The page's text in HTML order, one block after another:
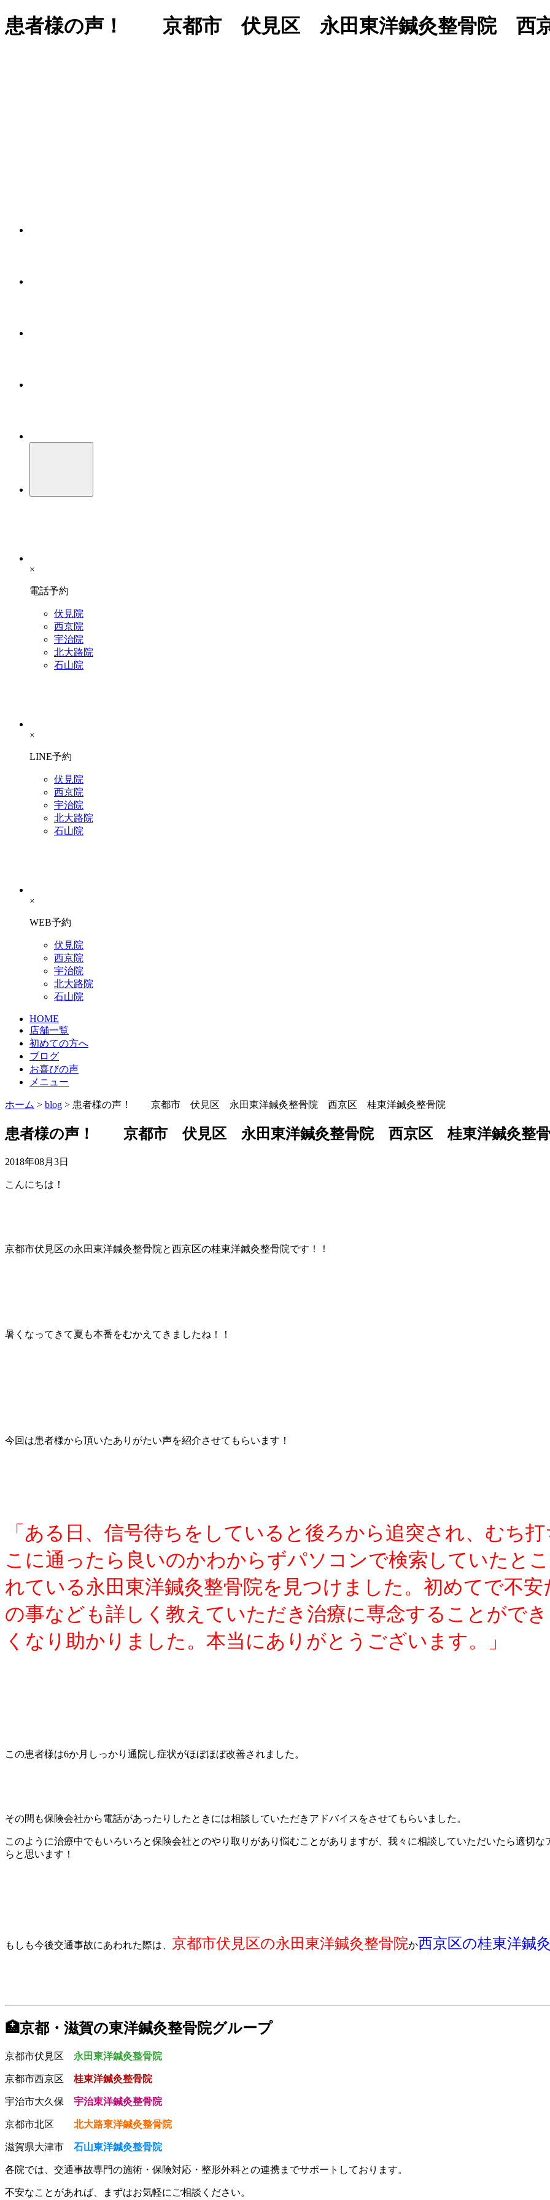
患者様の声！ 京都市 伏見区 永田東洋鍼灸整骨院 西
×
電話予約
伏見院
西京院
宇治院
北大路院
石山院
×
LINE予約
伏見院
西京院
宇治院
北大路院
石山院
×
WEB予約
伏見院
西京院
宇治院
北大路院
石山院
HOME
店舗一覧
初めての方へ
ブログ
お喜びの声
メニュー
ホーム > blog > 患者様の声！ 京都市 伏見区 永田東洋鍼灸整骨院 西京区 桂東洋鍼灸整骨院
患者様の声！ 京都市 伏見区 永田東洋鍼灸整骨院 西京区 桂東洋鍼灸整
2018年08月3日
こんにちは！
京都市伏見区の永田東洋鍼灸整骨院と西京区の桂東洋鍼灸整骨院です！！
暑くなってきて夏も本番をむかえてきましたね！！
今回は患者様から頂いたありがたい声を紹介させてもらいます！
「ある日、信号待ちをしていると後ろから追突され、むち
こに通ったら良いのかわからずパソコンで検索していたと
れている永田東洋鍼灸整骨院を見つけました。初めてで不
の事なども詳しく教えていただき治療に専念することがで
くなり助かりました。本当にありがとうございます。」
この患者様は6か月しっかり通院し症状がほぼほぼ改善されました。
その間も保険会社から電話があったりしたときには相談していただきアドバイスをさせてもらいました。
このように治療中でもいろいろと保険会社とのやり取りがあり悩むことがありますが、我々に相談していただいたら適切
らと思います！
もしも今後交通事故にあわれた際は、 京都市伏見区の永田東洋鍼灸整骨院か西京区の桂東洋鍼
🏥京都・滋賀の東洋鍼灸整骨院グループ
京都市伏見区 永田東洋鍼灸整骨院
京都市西京区 桂東洋鍼灸整骨院
宇治市大久保 宇治東洋鍼灸整骨院
京都市北区 北大路東洋鍼灸整骨院
滋賀県大津市 石山東洋鍼灸整骨院
各院では、交通事故専門の施術・保険対応・整形外科との連携までサポートしております。
不安なことがあれば、まずはお気軽にご相談ください。